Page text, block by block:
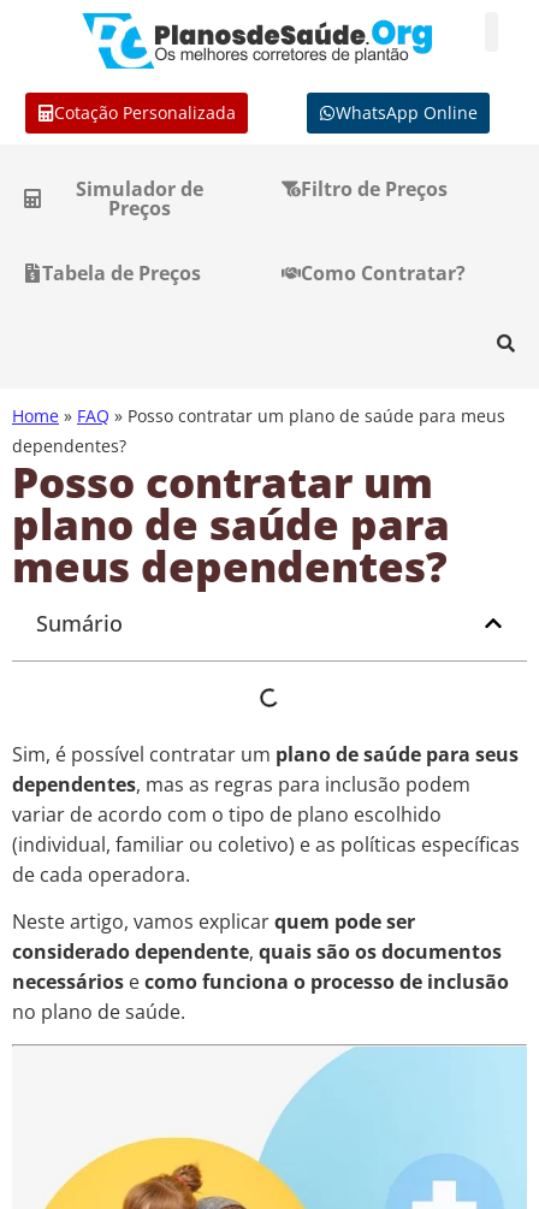
Cotação Personalizada WhatsApp Online
Simulador de
Preços
Filtro de Preços
Tabela de Preços Como Contratar?
Home » FAQ » Posso contratar um plano de saúde para meus
dependentes?
Posso contratar um
plano de saúde para
meus dependentes?
Sumário
Sim, é possível contratar um plano de saúde para seus
dependentes, mas as regras para inclusão podem
variar de acordo com o tipo de plano escolhido
(individual, familiar ou coletivo) e as políticas específicas
de cada operadora.
Neste artigo, vamos explicarquem pode ser
considerado dependente, quais são os documentos
necessários ecomo funciona o processo de inclusão
no plano de saúde.